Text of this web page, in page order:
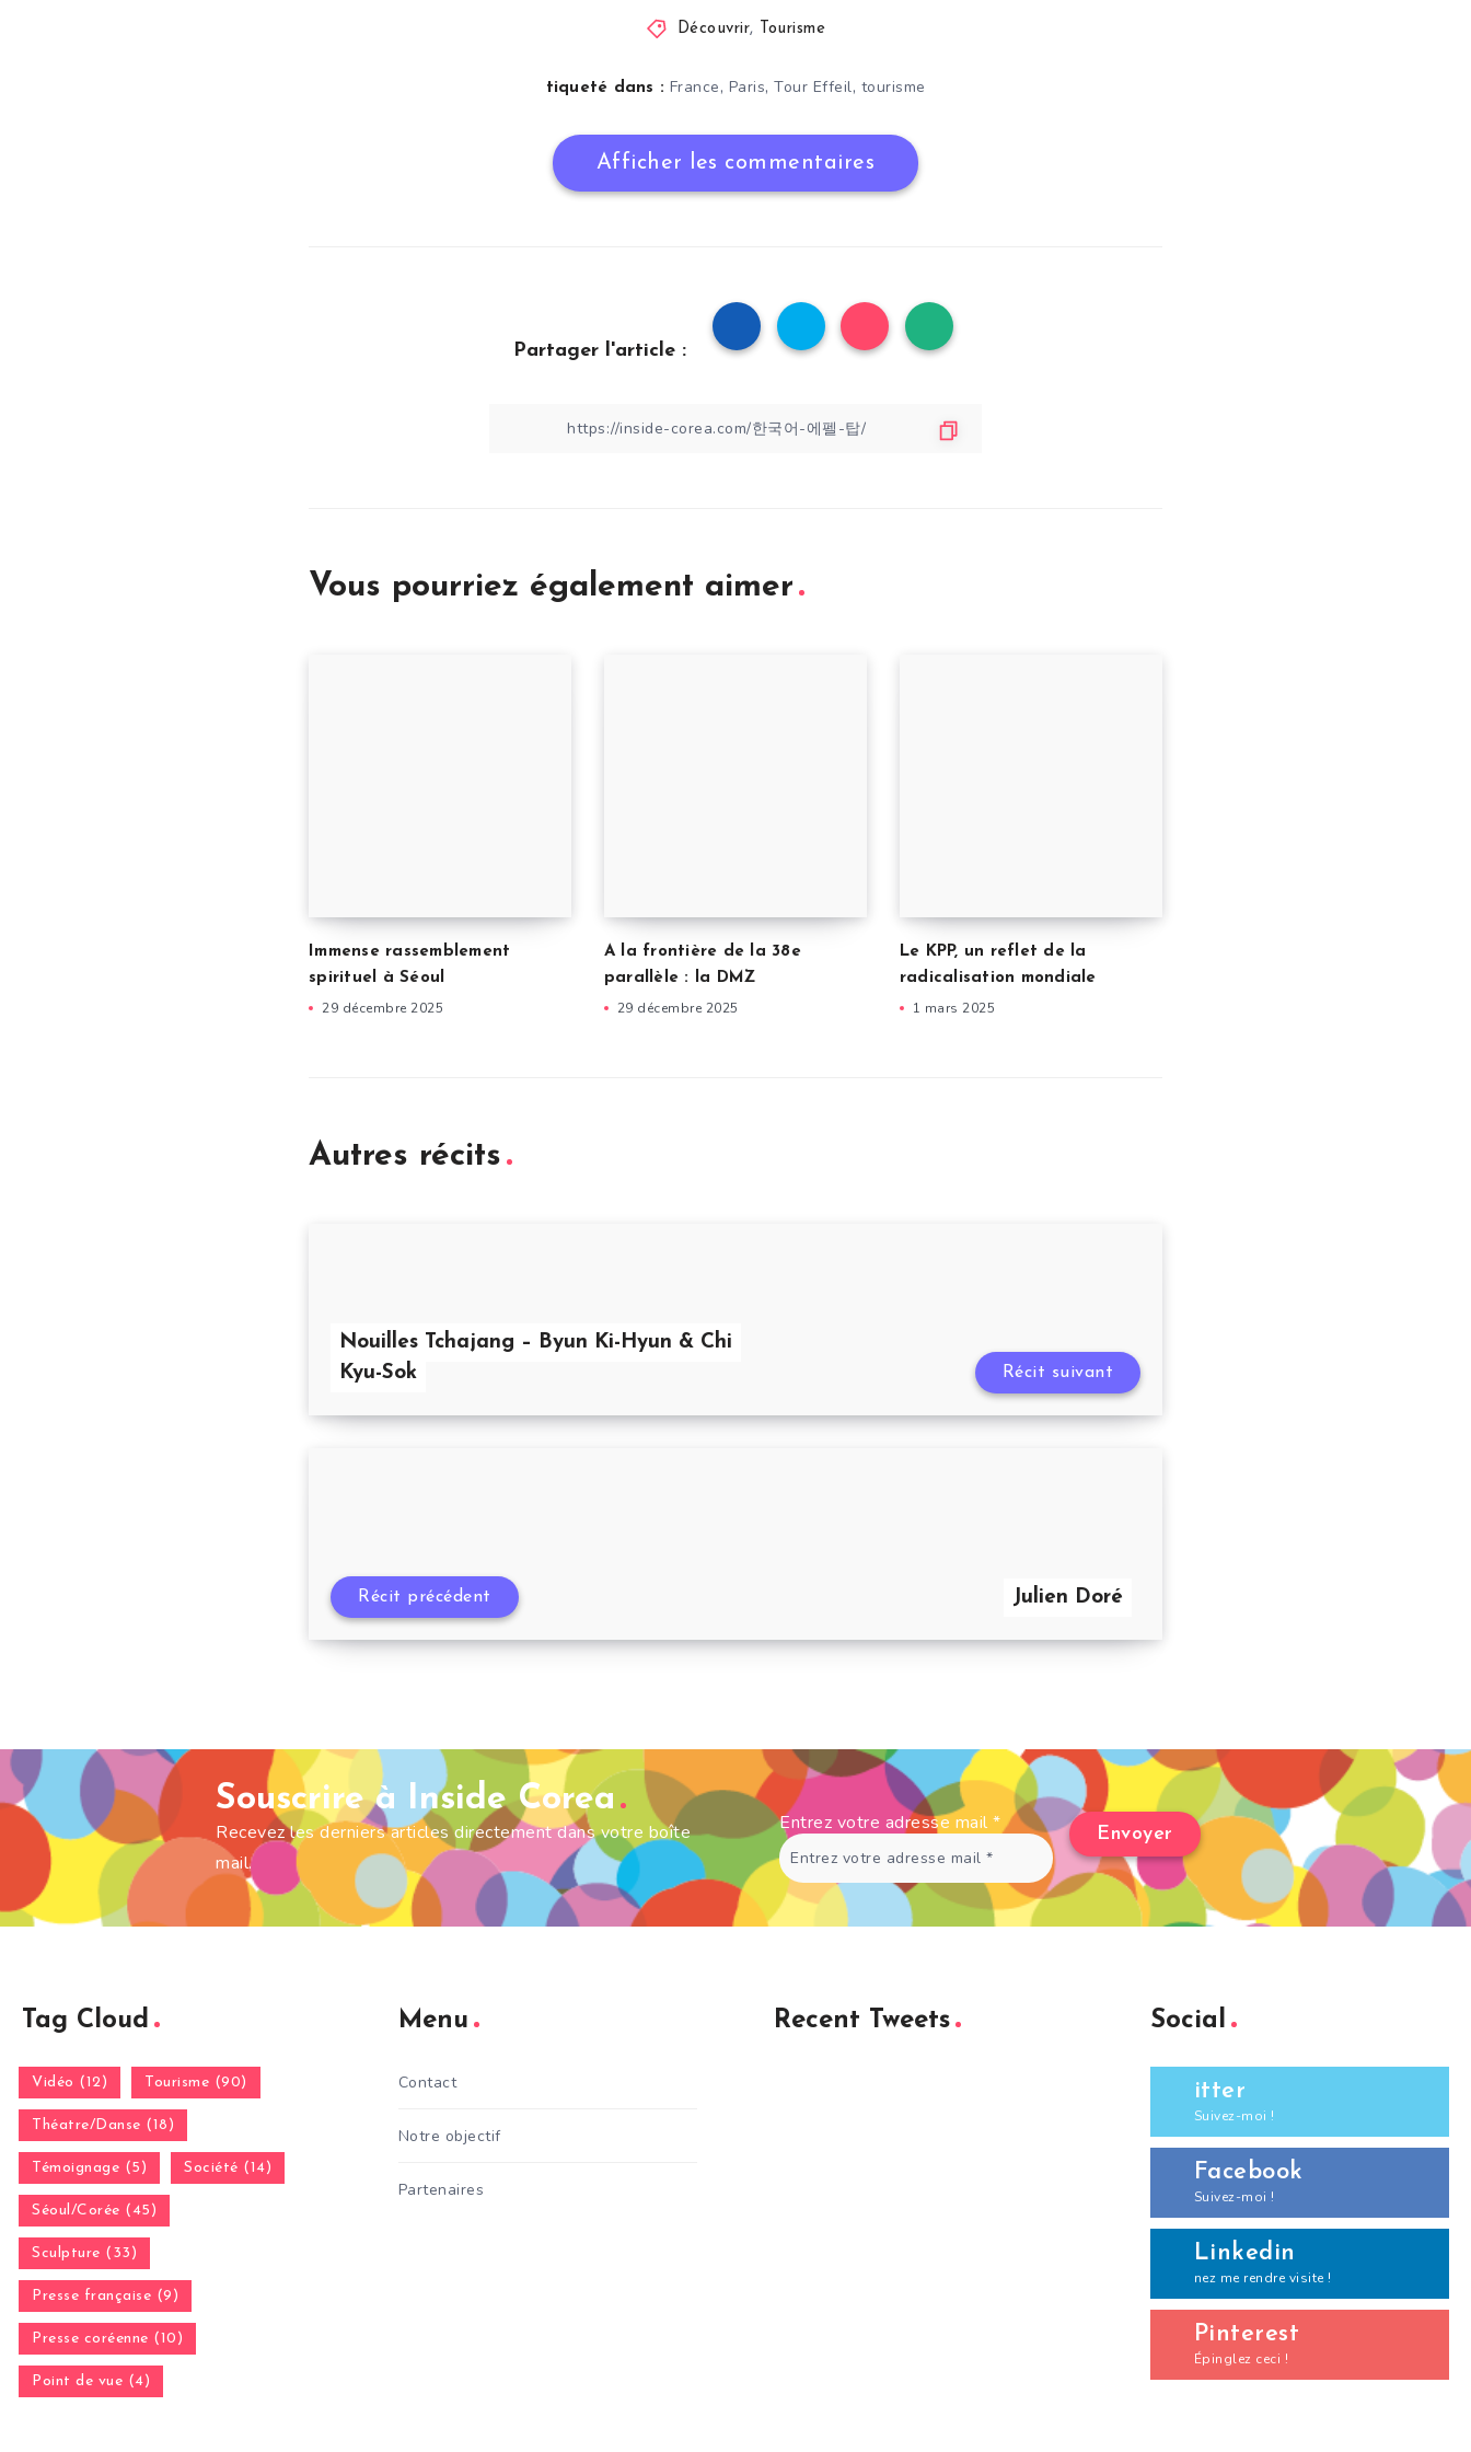
Découvrir, Tourisme
tiqueté dans : France, Paris, Tour Effeil, tourisme
Afficher les commentaires
Partager l'article :
Vous pourriez également aimer
Immense rassemblement
spirituel à Séoul
29 décembre 2025
A la frontière de la 38e
parallèle : la DMZ
29 décembre 2025
Le KPP, un reflet de la
radicalisation mondiale
1 mars 2025
Autres récits
Nouilles Tchajang – Byun Ki-Hyun & Chi
Kyu-Sok
Récit suivant
Julien Doré
Récit précédent
Souscrire à Inside Corea
Recevez les derniers articles directement dans votre boîte
mail.
Entrez votre adresse mail *
Tag Cloud
Vidéo (12) Tourisme (90)
Théatre/Danse (18)
Témoignage (5) Société (14)
Séoul/Corée (45)
Sculpture (33)
Presse française (9)
Presse coréenne (10)
Point de vue (4)
Menu
Contact
Notre objectif
Partenaires
Recent Tweets Social
itter
Suivez-moi !
Facebook
Suivez-moi !
Linkedin
nez me rendre visite !
Pinterest
Épinglez ceci !